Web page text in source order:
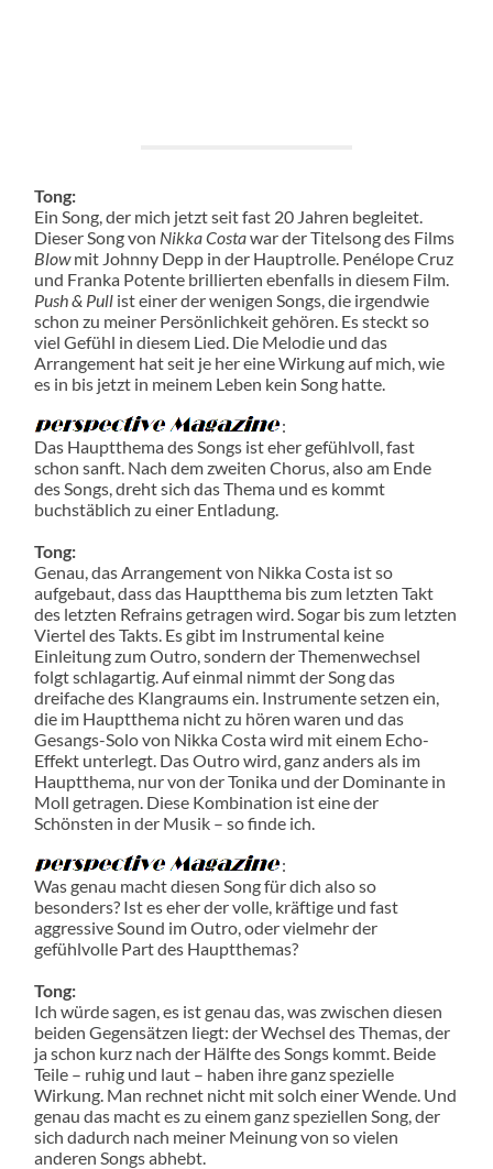
Tong:
Ein Song, der mich jetzt seit fast 20 Jahren begleitet.
Dieser Song von Nikka Costawar der Titelsong des Films
Blowmit Johnny Depp in der Hauptrolle. Penélope Cruz
und Franka Potente brillierten ebenfalls in diesem Film.
Push & Pull ist einer der wenigen Songs, die irgendwie
schon zu meiner Persönlichkeit gehören. Es steckt so
viel Gefühl in diesem Lied. Die Melodie und das
Arrangement hat seit je her eine Wirkung auf mich, wie
es in bis jetzt in meinem Leben kein Song hatte.
:
Das Hauptthema des Songs ist eher gefühlvoll, fast
schon sanft. Nach dem zweiten Chorus, also am Ende
des Songs, dreht sich das Thema und es kommt
buchstäblich zu einer Entladung.
Tong:
Genau, das Arrangement von Nikka Costa ist so
aufgebaut, dass das Hauptthema bis zum letzten Takt
des letzten Refrains getragen wird. Sogar bis zum letzten
Viertel des Takts. Es gibt im Instrumental keine
Einleitung zum Outro, sondern der Themenwechsel
folgt schlagartig. Auf einmal nimmt der Song das
dreifache des Klangraums ein. Instrumente setzen ein,
die im Hauptthema nicht zu hören waren und das
Gesangs-Solo von Nikka Costa wird mit einem Echo-
Effekt unterlegt. Das Outro wird, ganz anders als im
Hauptthema, nur von der Tonika und der Dominante in
Moll getragen. Diese Kombination ist eine der
Schönsten in der Musik – so finde ich.
:
Was genau macht diesen Song für dich also so
besonders? Ist es eher der volle, kräftige und fast
aggressive Sound im Outro, oder vielmehr der
gefühlvolle Part des Hauptthemas?
Tong:
Ich würde sagen, es ist genau das, was zwischen diesen
beiden Gegensätzen liegt: der Wechsel des Themas, der
ja schon kurz nach der Hälfte des Songs kommt. Beide
Teile – ruhig und laut – haben ihre ganz spezielle
Wirkung. Man rechnet nicht mit solch einer Wende. Und
genau das macht es zu einem ganz speziellen Song, der
sich dadurch nach meiner Meinung von so vielen
anderen Songs abhebt.